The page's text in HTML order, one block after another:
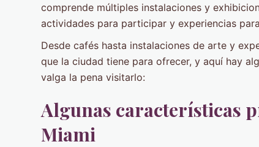
comprende múltiples instalaciones y
actividades para participar y experiencias
Desde cafés hasta instalaciones de arte y
que la ciudad tiene para ofrecer, y aquí hay
valga la pena visitarlo:
Algunas características
Miami